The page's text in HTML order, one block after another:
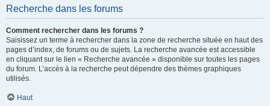
Recherche dans les forums
Comment rechercher dans les forums ?
Saisissez un terme à rechercher dans la zone de recherche située en haut des
pages d’index, de forums ou de sujets. La recherche avancée est accessible
en cliquant sur le lien « Recherche avancée » disponible sur toutes les pages
du forum. L’accès à la recherche peut dépendre des thèmes graphiques
utilisés.
Haut